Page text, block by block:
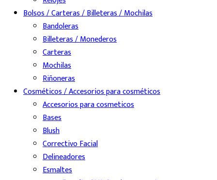
Bolsos / Carteras / Billeteras / Mochilas
Bandoleras
Billeteras / Monederos
Carteras
Mochilas
Riñoneras
Cosméticos / Accesorios para cosméticos
Accesorios para cosmeticos
Bases
Blush
Correctivo Facial
Delineadores
Esmaltes